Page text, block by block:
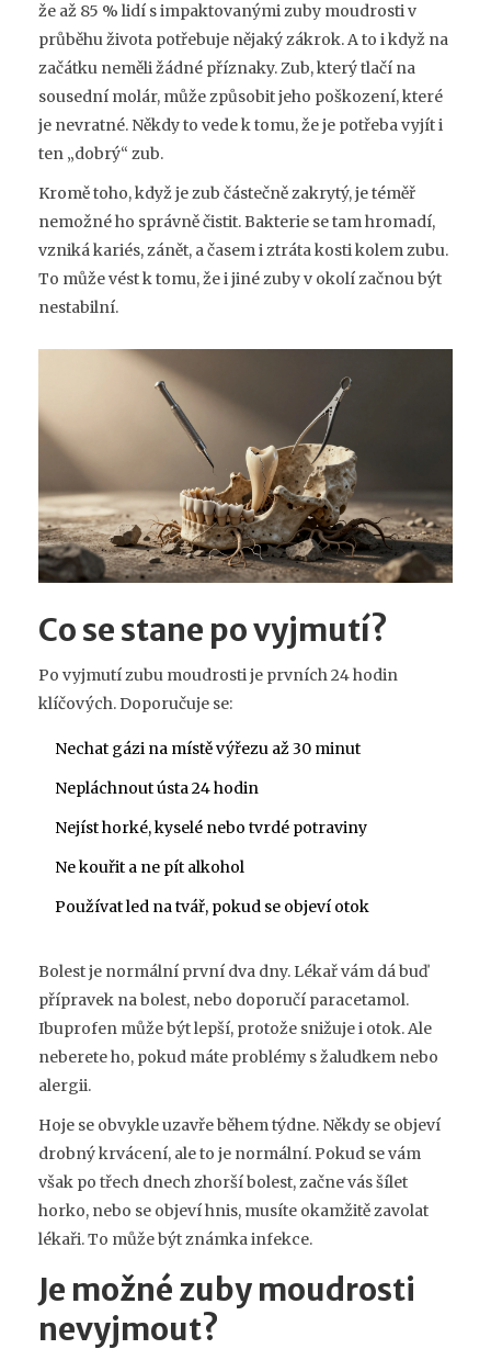
že až 85 % lidí s impaktovanými zuby moudrosti v
průběhu života potřebuje nějaký zákrok. A to i když na
začátku neměli žádné příznaky. Zub, který tlačí na
sousední molár, může způsobit jeho poškození, které
je nevratné. Někdy to vede k tomu, že je potřeba vyjít i
ten „dobrý“ zub.
Kromě toho, když je zub částečně zakrytý, je téměř
nemožné ho správně čistit. Bakterie se tam hromadí,
vzniká kariés, zánět, a časem i ztráta kosti kolem zubu.
To může vést k tomu, že i jiné zuby v okolí začnou být
nestabilní.
Co se stane po vyjmutí?
Po vyjmutí zubu moudrosti je prvních 24 hodin
klíčových. Doporučuje se:
Nechat gázi na místě výřezu až 30 minut
Nepláchnout ústa 24 hodin
Nejíst horké, kyselé nebo tvrdé potraviny
Ne kouřit a ne pít alkohol
Používat led na tvář, pokud se objeví otok
Bolest je normální první dva dny. Lékař vám dá buď
přípravek na bolest, nebo doporučí paracetamol.
Ibuprofen může být lepší, protože snižuje i otok. Ale
neberete ho, pokud máte problémy s žaludkem nebo
alergii.
Hoje se obvykle uzavře během týdne. Někdy se objeví
drobný krvácení, ale to je normální. Pokud se vám
však po třech dnech zhorší bolest, začne vás šílet
horko, nebo se objeví hnis, musíte okamžitě zavolat
lékaři. To může být známka infekce.
Je možné zuby moudrosti
nevyjmout?